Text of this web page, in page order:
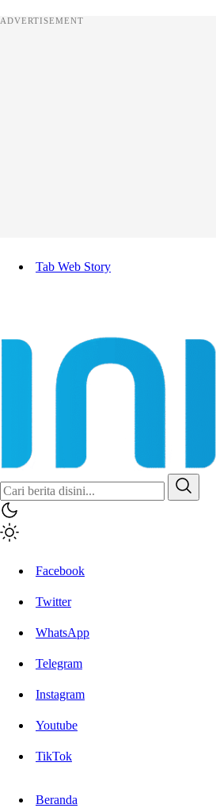
ADVERTISEMENT
Tab Web Story
Facebook
Twitter
WhatsApp
Telegram
Instagram
Youtube
TikTok
Beranda